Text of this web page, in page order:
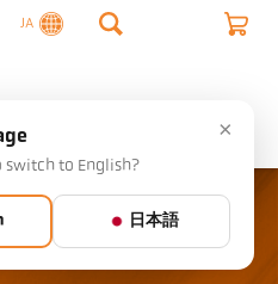
JA
×
to English?
日本語